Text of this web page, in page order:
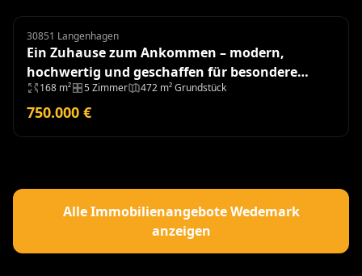
Doppelhaushälfte
30851 Langenhagen
Ein Zuhause zum Ankommen – modern,
hochwertig und geschaffen für besondere
Momente - Baujahr 2018
168 m² 5 Zimmer 472 m² Grundstück
750.000 €
Alle Immobilienangebote Wedemark
anzeigen